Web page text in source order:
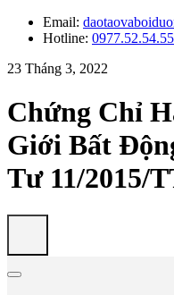
Email:
Hotline: 0977.52.54.55
23 Tháng 3, 2022
Chứng Chỉ
Giới Bất
Tư 11/2015/